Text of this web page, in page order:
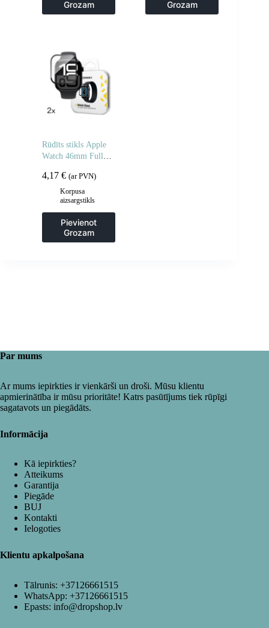
Grozam
Grozam
Rūdīts stikls Apple
Watch 46mm Full
4,17 € (ar PVN)
Korpusa
aizsargstikls
Pievienot
Grozam
Par mums
Ar mums iepirkties ir vienkārši un droši. Mūsu klientu
apmierinātība ir mūsu prioritāte! Katrs pasūtījums tiek rūpīgi
sagatavots un piegādāts.
Informācija
Kā iepirkties?
Atteikums
Garantija
Piegāde
BUJ
Kontakti
Ielogoties
Klientu apkalpošana
Tālrunis: +37126661515
WhatsApp: +37126661515
Epasts: info@dropshop.lv